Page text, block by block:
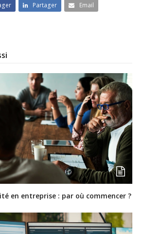
Partager
Email
en entreprise : par où commencer ?